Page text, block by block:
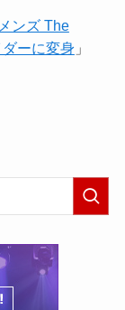
ンズ The
ーに変身」